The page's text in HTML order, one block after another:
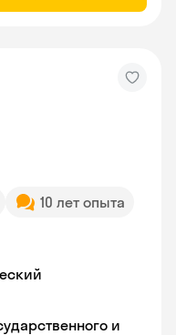
10 лет опыта
и